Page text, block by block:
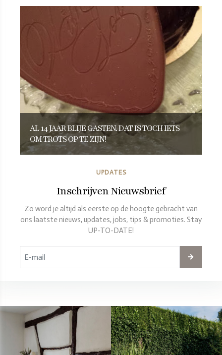
AL 14 JAAR BLIJE GASTEN. DAT IS TOCH IETS
OM TROTS OP TE ZIJN!
UPDATES
Inschrijven Nieuwsbrief
Zo word je altijd als eerste op de hoogte gebracht van
ons laatste nieuws, updates, jobs, tips & promoties. Stay
UP-TO-DATE!